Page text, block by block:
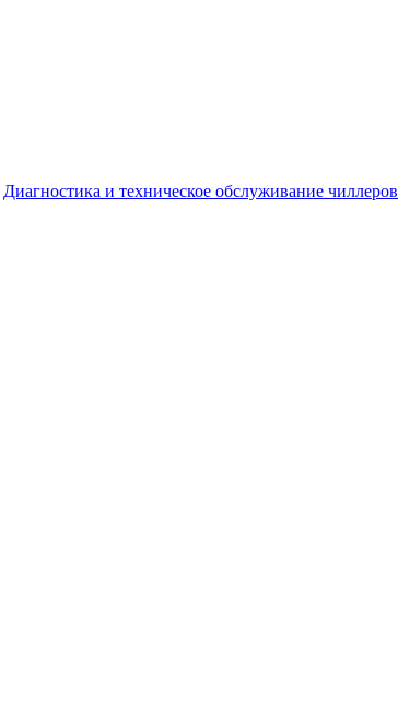
Диагностика и техническое обслуживание чиллеров